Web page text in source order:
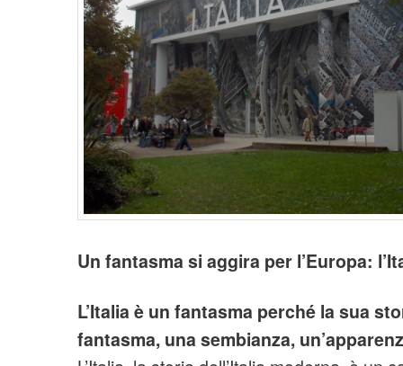
Un fantasma si aggira per l’Europa:
L’Italia è un fantasma perché la sua
fantasma, una sembianza,